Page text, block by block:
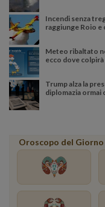
Incendi senza
raggiunge Roio e
Meteo ribaltato
ecco dove colpirà
Trump alza la
diplomazia ormai
Oroscopo del Giorno